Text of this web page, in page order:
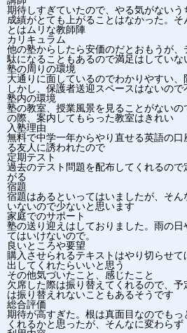
期待しすぎていたので、やる気がない
成績がとても上がることはなかった。そ
とはムリな教師陣
カリキュラム
他の塾からしたら安価のだとおもうが
駄になることもあるので満足はしていな
塾の周りの環境
大通りに面しているのでわかりやすい、
しかし、保護者送迎スペースはないので
塾内の環境
塾の教室、授業風景を見ることがない
の際、案内してもらった教室はきれい
入塾理由
無料で中学一年からやり直せる英語の
る友人に誘われたので
定期テスト
過去のテスト問題を配布してくれるの
がる
宿題
宿題はあるといってはいましたが、そ
いないので少ないと思います
家庭でのサポート
塾の送り迎えはしておりました。雨の
てはいけないので。
良いところや要望
購入させられるテキストはやり切らせ
出してくれたらいいと思う
その他気づいたこと、感じたこと
欠席した際は振り替えてくれるので、
は振り替えれないこともあるそうです
総合評価
期待が高すぎた。根は真面目なのでも
くれるかと思ったが、そんなに変わらず